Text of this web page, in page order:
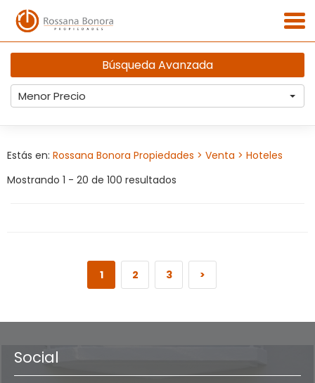
Búsqueda Avanzada
Menor Precio
Estás en: Rossana Bonora Propiedades > Venta > Hoteles
Mostrando 1 - 20 de 100 resultados
1 2 3 >
Social